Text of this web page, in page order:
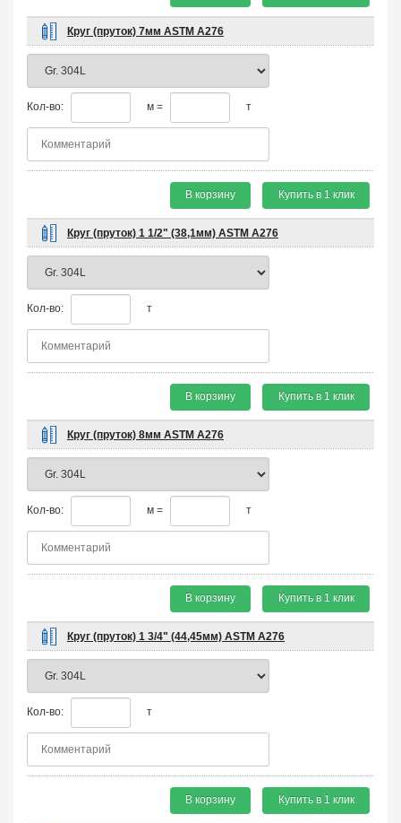
Круг (пруток) 7мм ASTM A276
Кол-во: м = т
В корзину Купить в 1 клик
Круг (пруток) 1 1/2" (38,1мм) ASTM A276
Кол-во: т
В корзину Купить в 1 клик
Круг (пруток) 8мм ASTM A276
Кол-во: м = т
В корзину Купить в 1 клик
Круг (пруток) 1 3/4" (44,45мм) ASTM A276
Кол-во: т
В корзину Купить в 1 клик